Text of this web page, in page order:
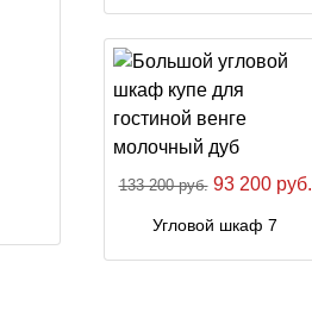
133 200 руб.93 200 руб.
Угловой шкаф 7